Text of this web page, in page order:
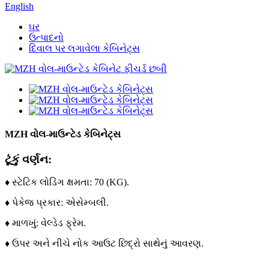
English
ઘર
ઉત્પાદનો
દિવાલ પર લગાવેલા કેબિનેટ્સ
MZH વોલ-માઉન્ટેડ કેબિનેટ્સ
ટૂંકું વર્ણન:
♦ સ્ટેટિક લોડિંગ ક્ષમતા: 70 (KG).
♦ પેકેજ પ્રકાર: એસેમ્બલી.
♦ માળખું: વેલ્ડેડ ફ્રેમ.
♦ ઉપર અને નીચે નોક આઉટ છિદ્રો સાથેનું આવરણ.